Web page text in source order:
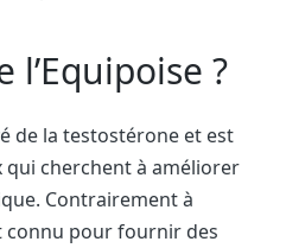
l’Equipoise ?
de la testostérone et est
cherchent à améliorer
Contrairement à
connu pour fournir des